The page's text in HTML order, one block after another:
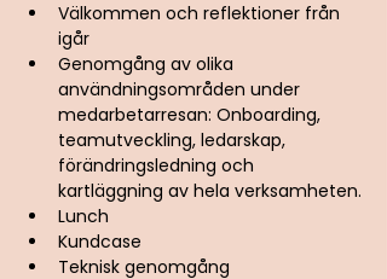
Välkommen och reflektioner från
igår
Genomgång av olika
användningsområden under
medarbetarresan: Onboarding,
teamutveckling, ledarskap,
förändringsledning och
kartläggning av hela verksamheten.
Lunch
Kundcase
Teknisk genomgång